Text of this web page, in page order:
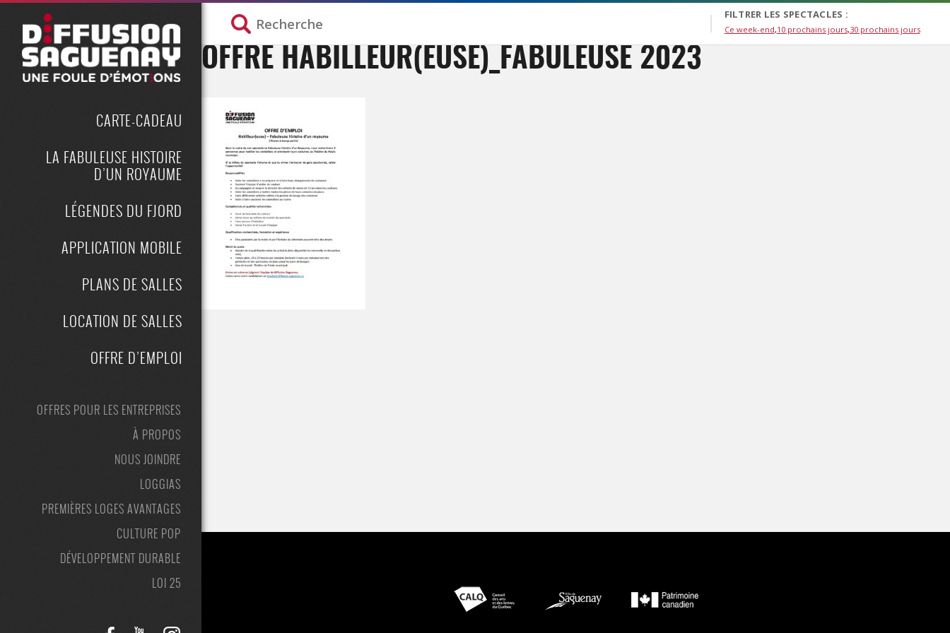
CARTE-CADEAU
LA FABULEUSE HISTOIRE
D’UN ROYAUME
LÉGENDES DU FJORD
APPLICATION MOBILE
PLANS DE SALLES
LOCATION DE SALLES
OFFRE D’EMPLOI
OFFRES POUR LES ENTREPRISES
À PROPOS
NOUS JOINDRE
LOGGIAS
PREMIÈRES LOGES AVANTAGES
CULTURE POP
DÉVELOPPEMENT DURABLE
LOI 25
FILTRER LES SPECTACLES :
Ce week-end 10 prochains jours 30 prochains jours
OFFRE HABILLEUR(EUSE)_FABULEUSE 2023